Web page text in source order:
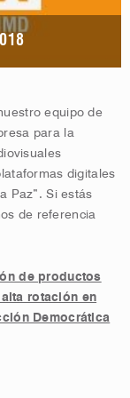
equipo de
para la
digitales
Paz”. Si estás
de referencia
de productos
rotación en
Democrática